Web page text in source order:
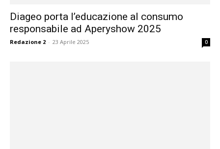
Diageo porta l’educazione al consumo
responsabile ad Aperyshow 2025
Redazione 2 - 23 Aprile 2025 0